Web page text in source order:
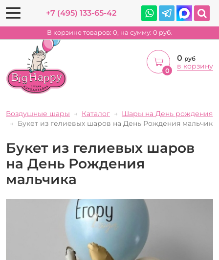
+7 (495) 133-65-42
В корзине товаров: 0, на сумму: 0 руб.
0
0 руб
в корзину
Воздушные шары Каталог
Шары на День рождения
Букет из гелиевых шаров на День Рождения мальчика
Букет из гелиевых шаров
на День Рождения
мальчика